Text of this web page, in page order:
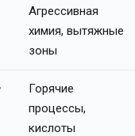
Агрессивная
химия, вытяжные
зоны
Горячие
процессы,
кислоты